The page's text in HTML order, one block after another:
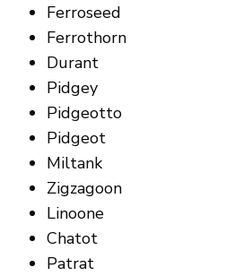
Ferroseed
Ferrothorn
Durant
Pidgey
Pidgeotto
Pidgeot
Miltank
Zigzagoon
Linoone
Chatot
Patrat